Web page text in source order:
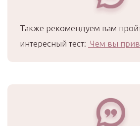
Также рекомендуем вам
интересный тест: Чем вы